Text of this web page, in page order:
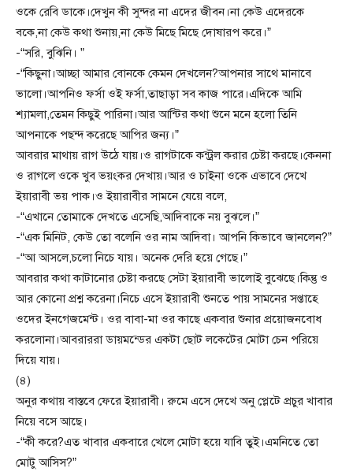
ওকে রেবি ডাকে।দেখুন কী সুন্দর না এদের জীবন।না কেউ এদেরকে
বকে,না কেউ কথা শুনায়,না কেউ মিছে মিছে দোষারপ করে।”
-“সরি, বুঝিনি। ”
-“কিছুনা।আচ্ছা আমার বোনকে কেমন দেখলেন?আপনার সাথে মানাবে
ভালো।আপনিও ফর্সা ওই ফর্সা,তাছাড়া সব কাজ পারে।এদিকে আমি
শ্যামলা,তেমন কিছুই পারিনা।আর আন্টির কথা শুনে মনে হলো তিনি
আপনাকে পছন্দ করেছে আপির জন্য।”
আবরার মাথায় রাগ উঠে যায়।ও রাগটাকে কন্ট্রল করার চেষ্টা করছে।কেননা
ও রাগলে ওকে খুব ভয়ংকর দেখায়।আর ও চাইনা ওকে এভাবে দেখে
ইয়ারাবী ভয় পাক।ও ইয়ারাবীর সামনে যেয়ে বলে,
-“এখানে তোমাকে দেখতে এসেছি,আদিবাকে নয় বুঝলে।”
-“এক মিনিট, কেউ তো বলেনি ওর নাম আদিবা। আপনি কিভাবে জানলেন?”
-“আ আসলে,চলো নিচে যায়। অনেক দেরি হয়ে গেছে।”
আবরার কথা কাটানোর চেষ্টা করছে সেটা ইয়ারাবী ভালোই বুঝেছে।কিন্তু ও
আর কোনো প্রশ্ন করেনা।নিচে এসে ইয়ারাবী শুনতে পায় সামনের সপ্তাহে
ওদের ইনগেজমেন্ট। ওর বাবা-মা ওর কাছে একবার শুনার প্রয়োজনবোধ
করলোনা।আবরাররা ডায়মন্ডের একটা ছোট লকেটের মোটা চেন পরিয়ে
দিয়ে যায়।
(৪)
অনুর কথায় বাস্তবে ফেরে ইয়ারাবী। রুমে এসে দেখে অনু প্লেটে প্রচুর খাবার
নিয়ে বসে আছে।
-“কী করে?এত খাবার একবারে খেলে মোটা হয়ে যাবি তুই।এমনিতে তো
মোটু আসিস?”